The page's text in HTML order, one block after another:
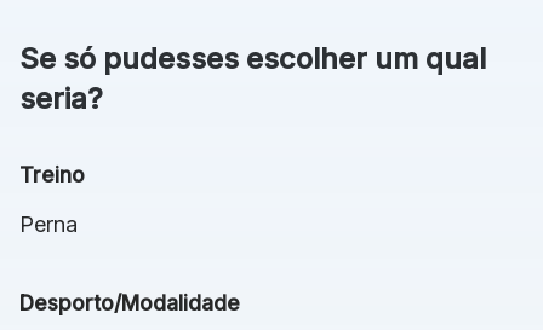
Se só pudesses escolher um qual
seria?
Treino
Perna
Desporto/Modalidade